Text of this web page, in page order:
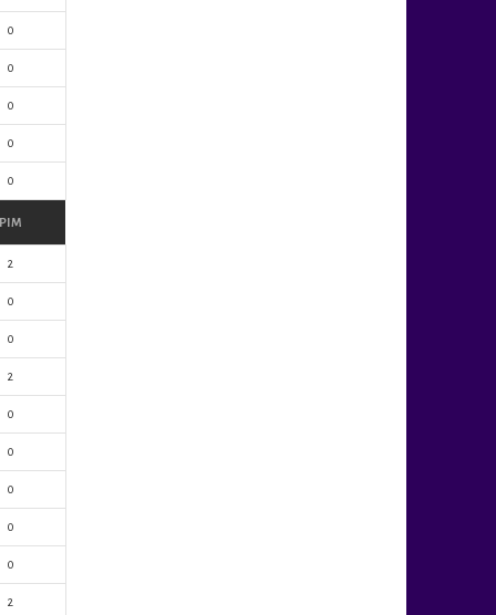
0
0
0
0
0
2
0
0
2
0
0
0
0
0
2